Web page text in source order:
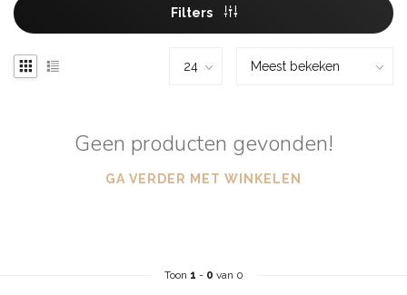
Filters
Geen producten gevonden!
GA VERDER MET WINKELEN
Toon 1 - 0 van 0